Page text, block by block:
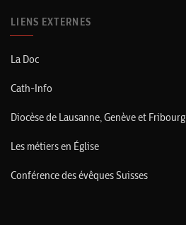
LIENS EXTERNES
La Doc
Cath-Info
Diocèse de Lausanne, Genève et Fribourg
Les métiers en Église
Conférence des évêques Suisses